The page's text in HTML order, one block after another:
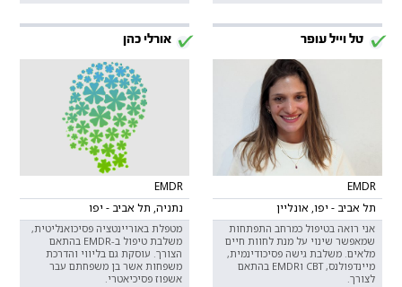
טל וייל עופר
EMDR
תל אביב - יפו, אונליין
אני רואה בטיפול כמרחב התפתחות
שמאפשר שינוי על מנת לחוות חיים
מלאים. משלבת גישה פסיכודינמית,
מיינדפולנס, CBT וEMDR בהתאם
לצורך.
אורלי כהן
EMDR
נתניה, תל אביב - יפו
מטפלת באוריינטציה פסיכואנליטית,
משלבת טיפול ב-EMDR בהתאם
הצורך. עוסקת גם בליווי והדרכת
משפחות אשר בן משפחתם עבר
אשפוז פסיכיאטרי.